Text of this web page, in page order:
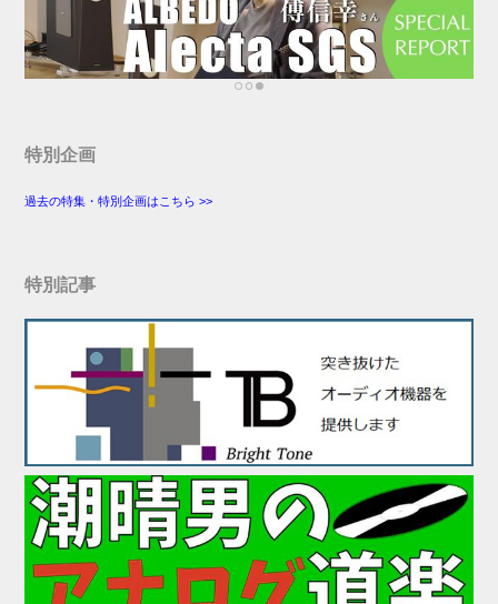
特別企画
過去の特集・特別企画はこちら >>
特別記事